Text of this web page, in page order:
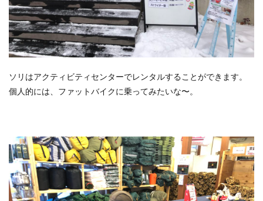
ソリはアクティビティセンターでレンタルすることができます。
個人的には、ファットバイクに乗ってみたいな〜。